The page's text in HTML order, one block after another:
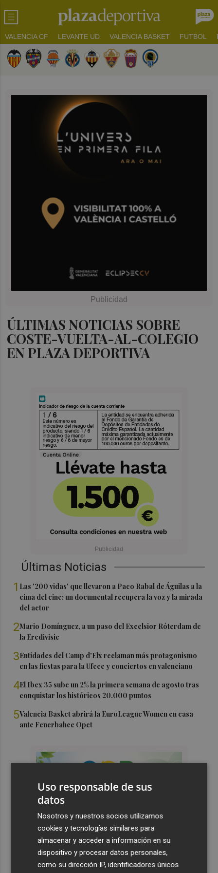
VALENCIA CF LEVANTE UD VALENCIA BASKET FUTBOL
ÚLTIMAS NOTICIAS SOBRE
COSTE-VUELTA-AL-COLEGIO
EN PLAZA DEPORTIVA
Últimas Noticias
1 Las '200 vidas' que llevaron a Paco Rabal de Águilas a la
cima del cine: un documental recupera la voz y la mirada
del actor
2Mario Domínguez, a un paso del Excelsior Róterdam de
la Eredivisie
3Entidades del Camp d'Elx reclaman más protagonismo
en las fiestas para la Ufece y conciertos en valenciano
4El Ibex 35 sube un 2% la primera semana de agosto tras
conquistar los históricos 20.000 puntos
5Valencia Basket abrirá la EuroLeague Women en casa
ante Fenerbahce Opet
Uso responsable de sus
datos
Nosotros y nuestros socios utilizamos
cookies y tecnologías similares para
almacenar y acceder a información en su
dispositivo y procesar datos personales,
como su dirección IP, identificadores únicos